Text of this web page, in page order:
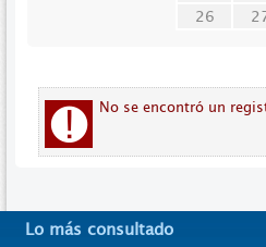
26
No se encontró un
Lo más consultado